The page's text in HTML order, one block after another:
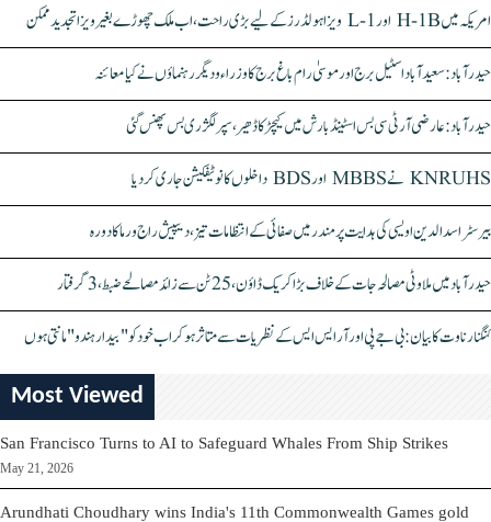
امریکہ میں H-1B اور L-1 ویزا ہولڈرز کے لیے بڑی راحت، اب ملک چھوڑے بغیر ویزا تجدید ممکن
حیدرآباد: سعیدآباد اسٹیل برج اور موسیٰ رام باغ برج کا وزراء و دیگر رہنماؤں نے کیا معائنہ
حیدرآباد: عارضی آر ٹی سی بس اسٹینڈ بارش میں کیچڑ کا ڈھیر، سپر لگژری بس پھنس گئی
KNRUHS نے MBBS اور BDS داخلوں کا نوٹیفکیشن جاری کر دیا
بیرسٹر اسدالدین اویسی کی ہدایت پر مندر میں صفائی کے انتظامات تیز، دیپیش راج ورما کا دورہ
حیدرآباد میں ملاوٹی مصالحہ جات کے خلاف بڑا کریک ڈاؤن، 25 ٹن سے زائد مصالحے ضبط، 3 گرفتار
کنگنا رناوت کا بیان: بی جے پی اور آر ایس ایس کے نظریات سے متاثر ہو کر اب خود کو "بیدار ہندو" مانتی ہوں
Most Viewed
San Francisco Turns to AI to Safeguard Whales From Ship Strikes
May 21, 2026
Arundhati Choudhary wins India's 11th Commonwealth Games gold